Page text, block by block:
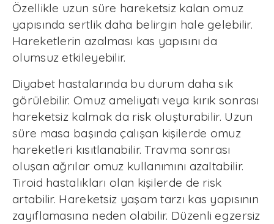
Özellikle uzun süre hareketsiz kalan omuz
yapısında sertlik daha belirgin hale gelebilir.
Hareketlerin azalması kas yapısını da
olumsuz etkileyebilir.
Diyabet hastalarında bu durum daha sık
görülebilir. Omuz ameliyatı veya kırık sonrası
hareketsiz kalmak da risk oluşturabilir. Uzun
süre masa başında çalışan kişilerde omuz
hareketleri kısıtlanabilir. Travma sonrası
oluşan ağrılar omuz kullanımını azaltabilir.
Tiroid hastalıkları olan kişilerde de risk
artabilir. Hareketsiz yaşam tarzı kas yapısının
zayıflamasına neden olabilir. Düzenli egzersiz